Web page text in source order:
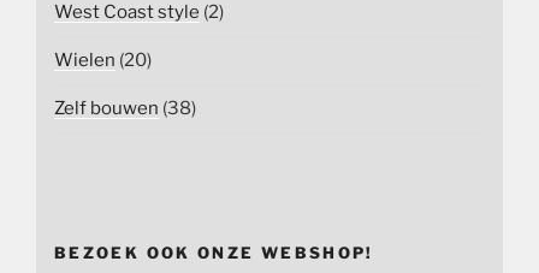
West Coast style (2)
Wielen (20)
Zelf bouwen (38)
BEZOEK OOK ONZE WEBSHOP!